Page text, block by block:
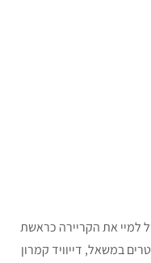
למיי את הקריירה כראשת
במשאל, דייוויד קמרון